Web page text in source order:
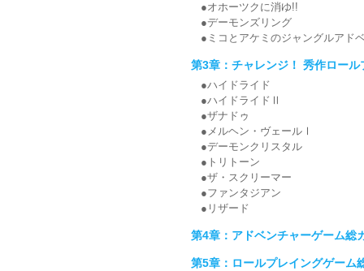
●オホーツクに消ゆ!!
●デーモンズリング
●ミコとアケミのジャングルアド
第3章：チャレンジ！ 秀作ロール
●ハイドライド
●ハイドライドⅡ
●ザナドゥ
●メルヘン・ヴェールⅠ
●デーモンクリスタル
●トリトーン
●ザ・スクリーマー
●ファンタジアン
●リザード
第4章：アドベンチャーゲーム総
第5章：ロールプレイングゲーム